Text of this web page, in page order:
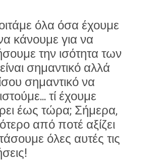
όλα όσα έχουμε
κάνουμε για να
την ισότητα των
σημαντικό αλλά
σημαντικό να
τί έχουμε
έως τώρα; Σήμερα,
από ποτέ αξίζει
όλες αυτές τις